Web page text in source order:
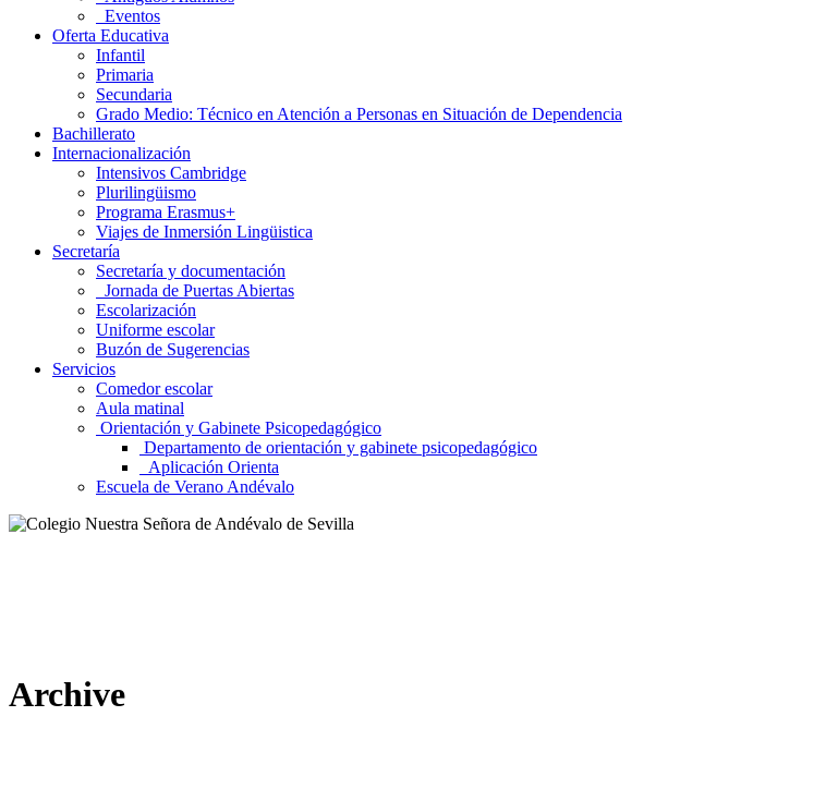
Eventos
Oferta Educativa
Infantil
Primaria
Secundaria
Grado Medio: Técnico en Atención a Personas en Situación de Dependencia
Bachillerato
Internacionalización
Intensivos Cambridge
Plurilingüismo
Programa Erasmus+
Viajes de Inmersión Lingüistica
Secretaría
Secretaría y documentación
Jornada de Puertas Abiertas
Escolarización
Uniforme escolar
Buzón de Sugerencias
Servicios
Comedor escolar
Aula matinal
Orientación y Gabinete Psicopedagógico
Departamento de orientación y gabinete psicopedagógico
Aplicación Orienta
Escuela de Verano Andévalo
Archive